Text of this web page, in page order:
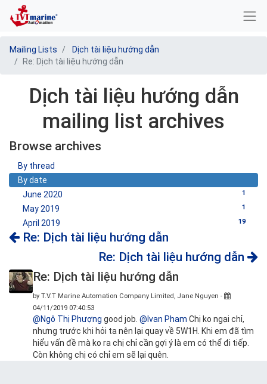
Mailing Lists
Dịch tài liệu hướng dẫn
Re: Dịch tài liệu hướng dẫn
Dịch tài liệu hướng dẫn
mailing list archives
Browse archives
By thread
By date
June 2020
1
May 2019 1
April 2019 19
Re: Dịch tài liệu hướng dẫn
Re: Dịch tài liệu hướng dẫn
Re: Dịch tài liệu hướng dẫn
by T.V.T Marine Automation Company Limited, Jane Nguyen -
04/11/2019 07:40:53
@Ngô Thị Phượng good job. @Ivan Pham Chị ko ngại chỉ,
nhưng trước khi hỏi ta nên lại quay về 5W1H. Khi em đã tìm
hiểu vấn đề mà ko ra chị chỉ cần gợi ý là em có thể đi tiếp.
Còn không chị có chỉ em sẽ lại quên.